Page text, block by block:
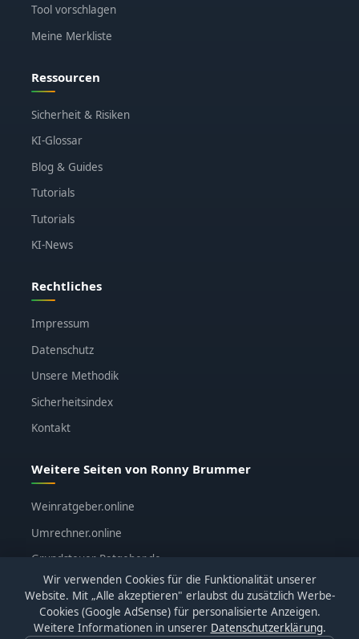
Tool vorschlagen
Meine Merkliste
Ressourcen
Sicherheit & Risiken
KI-Glossar
Blog & Guides
Tutorials
Tutorials
KI-News
Rechtliches
Impressum
Datenschutz
Unsere Methodik
Sicherheitsindex
Kontakt
Weitere Seiten von Ronny Brummer
Weinratgeber.online
Umrechner.online
Grundsteuer-Ratgeber.de
ronnybrummer.de
Wir verwenden Cookies für die Funktionalität unserer
Website. Mit „Alle akzeptieren" erlaubst du zusätzlich Werbe-
Cookies (Google AdSense) für personalisierte Anzeigen.
Weitere Informationen in unserer Datenschutzerklärung.